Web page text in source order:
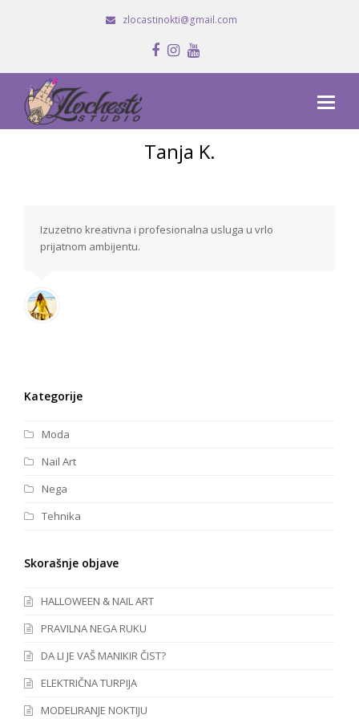
zlocastinokti@gmail.com
Facebook
Instagram
Tanja K.
Izuzetno kreativna i profesionalna usluga u vrlo
prijatnom ambijentu.
Kategorije
Moda
Nail Art
Nega
Tehnika
Skorašnje objave
HALLOWEEN & NAIL ART
PRAVILNA NEGA RUKU
DA LI JE VAŠ MANIKIR ČIST?
ELEKTRIČNA TURPIJA
MODELIRANJE NOKTIJU